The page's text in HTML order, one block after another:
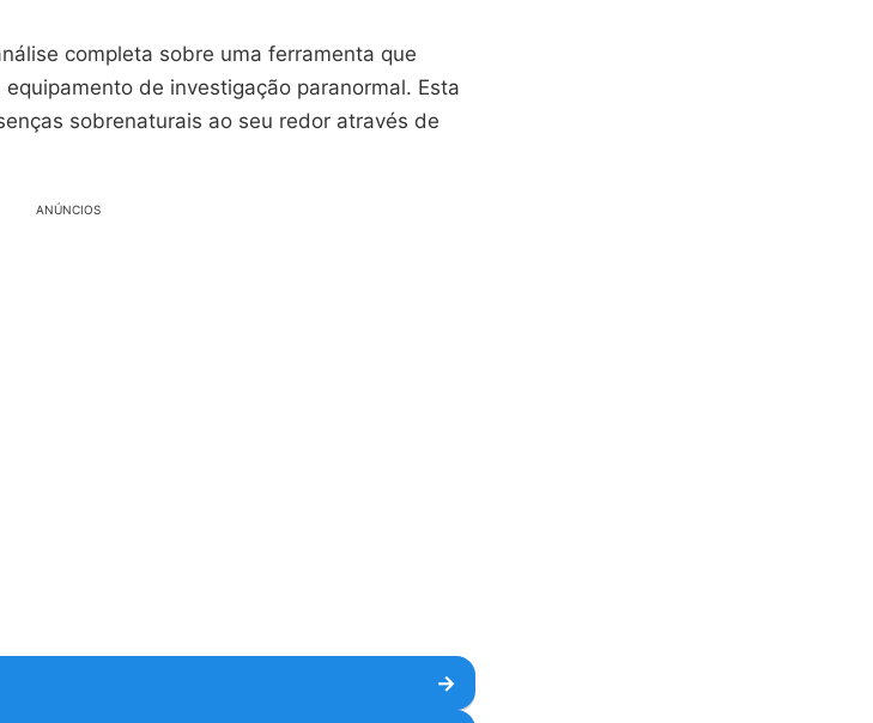
completa sobre uma ferramenta que
de investigação paranormal. Esta
sobrenaturais ao seu redor através de
ANÚNCIOS
→